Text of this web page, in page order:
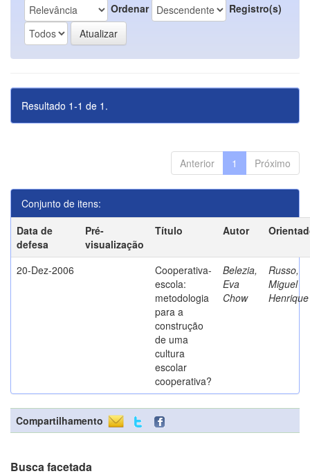
Ordenar Registro(s)
Resultado 1-1 de 1.
Anterior 1 Próximo
Conjunto de itens:
Data de
defesa
Pré-
visualização
Título Autor
20-Dez-2006
Cooperativa-
escola:
metodologia
para a
construção
de uma
cultura
escolar
cooperativa?
Belezia,
Eva
Chow
Russo,
Miguel
Henrique
Compartilhamento
Busca facetada